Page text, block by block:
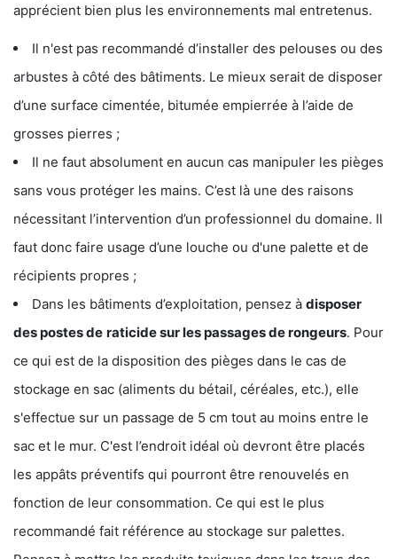
apprécient bien plus les environnements mal entretenus.
Il n'est pas recommandé d’installer des pelouses ou des
arbustes à côté des bâtiments. Le mieux serait de disposer
d’une surface cimentée, bitumée empierrée à l’aide de
grosses pierres ;
Il ne faut absolument en aucun cas manipuler les pièges
sans vous protéger les mains. C’est là une des raisons
nécessitant l’intervention d’un professionnel du domaine. Il
faut donc faire usage d’une louche ou d'une palette et de
récipients propres ;
Dans les bâtiments d’exploitation, pensez à disposer
des postes de raticide sur les passages de rongeurs. Pour
ce qui est de la disposition des pièges dans le cas de
stockage en sac (aliments du bétail, céréales, etc.), elle
s'effectue sur un passage de 5 cm tout au moins entre le
sac et le mur. C'est l’endroit idéal où devront être placés
les appâts préventifs qui pourront être renouvelés en
fonction de leur consommation. Ce qui est le plus
recommandé fait référence au stockage sur palettes.